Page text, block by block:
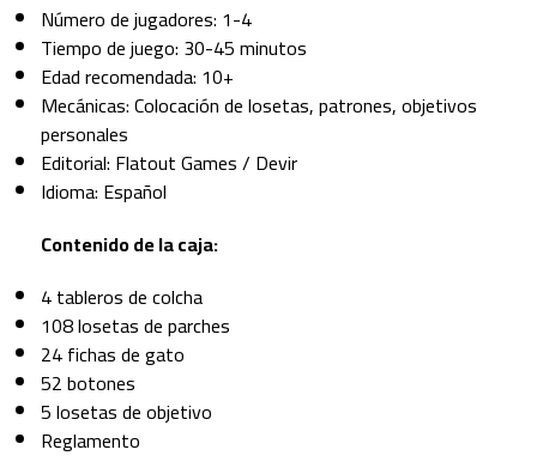
Número de jugadores: 1-4
Tiempo de juego: 30-45 minutos
Edad recomendada: 10+
Mecánicas: Colocación de losetas, patrones, objetivos
personales
Editorial: Flatout Games / Devir
Idioma: Español
Contenido de la caja:
4 tableros de colcha
108 losetas de parches
24 fichas de gato
52 botones
5 losetas de objetivo
Reglamento